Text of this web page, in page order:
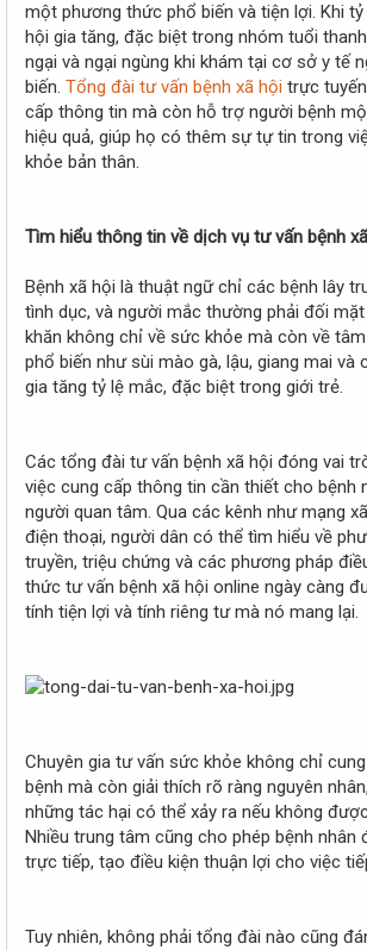
e
r
một phương thức phổ biến và tiện lợi. Khi
hội gia tăng, đặc biệt trong nhóm tuổi
ngại và ngại ngùng khi khám tại cơ sở y tế
biến. Tổng đài tư vấn bệnh xã hội trực
cấp thông tin mà còn hỗ trợ người bệnh
hiệu quả, giúp họ có thêm sự tự tin trong
khỏe bản thân.
Tìm hiểu thông tin về dịch vụ tư vấn bệnh
Bệnh xã hội là thuật ngữ chỉ các bệnh lây
tình dục, và người mắc thường phải đối
khăn không chỉ về sức khỏe mà còn về
phổ biến như sùi mào gà, lậu, giang mai và
gia tăng tỷ lệ mắc, đặc biệt trong giới trẻ.
Các tổng đài tư vấn bệnh xã hội đóng vai
việc cung cấp thông tin cần thiết cho bệnh
người quan tâm. Qua các kênh như mạng
điện thoại, người dân có thể tìm hiểu về
truyền, triệu chứng và các phương pháp
thức tư vấn bệnh xã hội online ngày càng
tính tiện lợi và tính riêng tư mà nó mang lại.
Chuyên gia tư vấn sức khỏe không chỉ
bệnh mà còn giải thích rõ ràng nguyên
những tác hại có thể xảy ra nếu không
Nhiều trung tâm cũng cho phép bệnh nhân
trực tiếp, tạo điều kiện thuận lợi cho việc
Tuy nhiên, không phải tổng đài nào cũng